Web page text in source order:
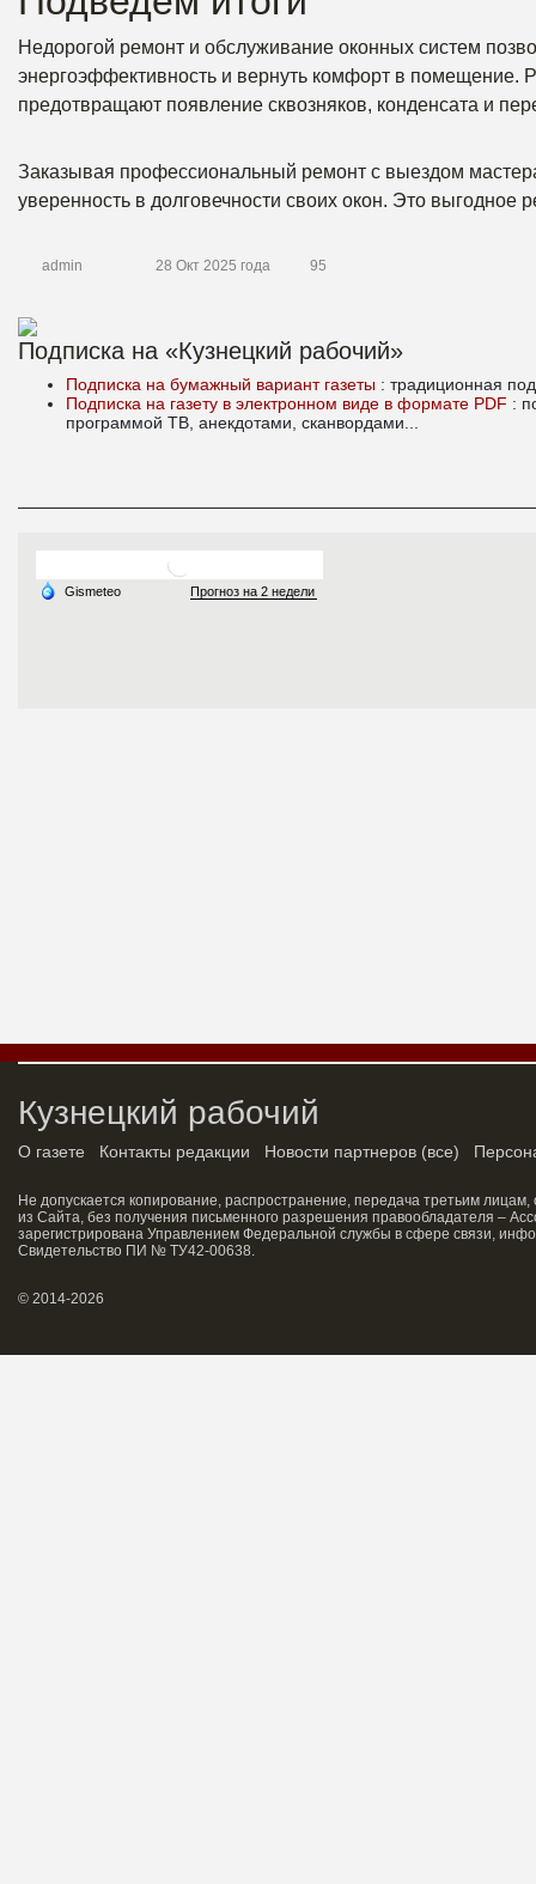
Недорогой ремонт и обслуживание оконных систем
энергоэффективность и вернуть комфорт в помещение.
предотвращают появление сквозняков, конденсата и
Заказывая профессиональный ремонт с выездом
уверенность в долговечности своих окон. Это выгодное
admin 28 Окт 2025 года 95
Подписка на «Кузнецкий рабочий»
Подписка на бумажный вариант газеты : традиционная
Подписка на газету в электронном виде в формате PDF :
программой ТВ, анекдотами, сканвордами...
Кузнецкий рабочий
О газете Контакты редакции Новости партнеров (все)
Не допускается копирование, распространение, передача третьим
из Сайта, без получения письменного разрешения правообладателя –
зарегистрирована Управлением Федеральной службы в сфере связи,
Свидетельство ПИ № ТУ42-00638.
© 2014-2026